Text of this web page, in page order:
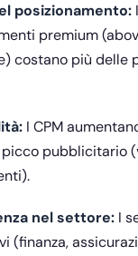
posizionamento: I
premium
costano più delle
I CPM
pubblicitario
nel settore: I
(finanza,